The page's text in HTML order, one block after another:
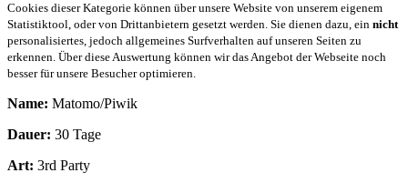
Cookies dieser Kategorie können über unsere Website von unserem eigenem
Statistiktool, oder von Drittanbietern gesetzt werden. Sie dienen dazu, ein nicht
personalisiertes, jedoch allgemeines Surfverhalten auf unseren Seiten zu
erkennen. Über diese Auswertung können wir das Angebot der Webseite noch
besser für unsere Besucher optimieren.
Name: Matomo/Piwik
Dauer: 30 Tage
Art: 3rd Party